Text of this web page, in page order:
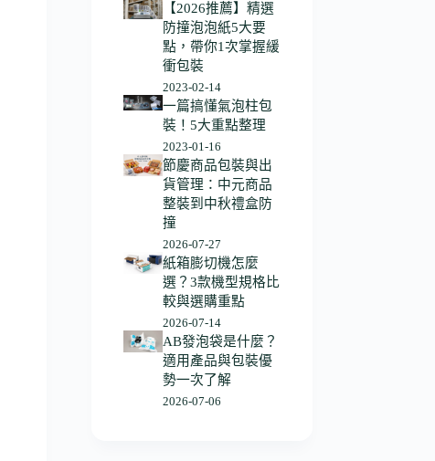
【2026推薦】精選
防撞泡泡紙5大要
點，帶你1次掌握緩
衝包裝
2023-02-14
一篇搞懂氣泡柱包
裝！5大重點整理
2023-01-16
節慶商品包裝與出
貨管理：中元商品
整裝到中秋禮盒防
撞
2026-07-27
紙箱膨切機怎麼
選？3款機型規格比
較與選購重點
2026-07-14
AB發泡袋是什麼？
適用產品與包裝優
勢一次了解
2026-07-06